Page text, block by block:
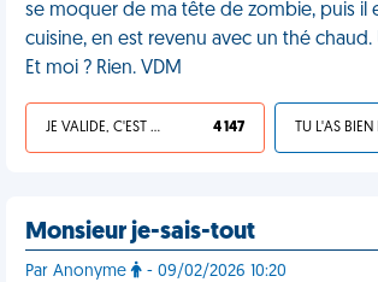
se moquer de ma tête de zombie, puis il
cuisine, en est revenu avec un thé
Et moi ? Rien. VDM
JE VALIDE, C'EST UNE VDM 4 147
Monsieur je-sais-tout
Par Anonyme - 09/02/2026 10:20